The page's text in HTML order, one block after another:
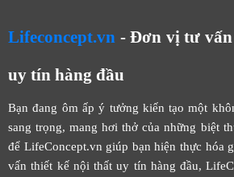
Lifeconcept.vn - Đơn vị tư
uy tín hàng đầu
Bạn đang ôm ấp ý tưởng kiến tạo một
sang trọng, mang hơi thở của những biệt
để LifeConcept.vn giúp bạn hiện thực hóa
vấn thiết kế nội thất uy tín hàng đầu,